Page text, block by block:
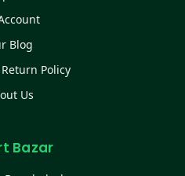
Blog
Policy
Us
Bazar